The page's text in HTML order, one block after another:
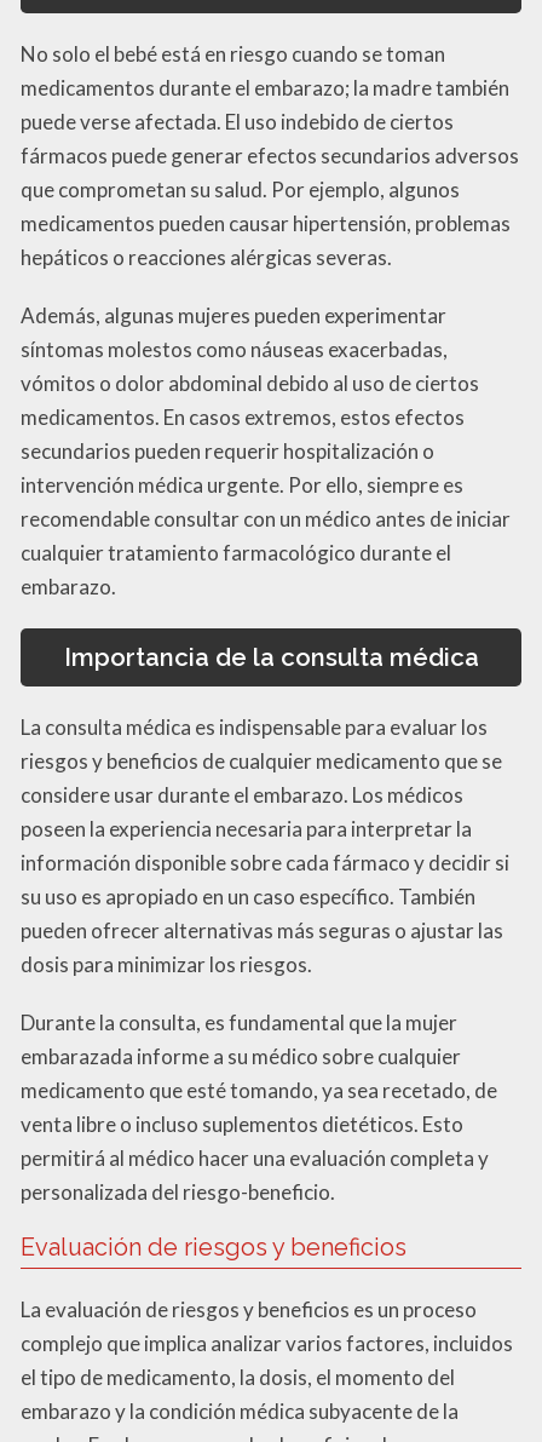
No solo el bebé está en riesgo cuando se toman
medicamentos durante el embarazo; la madre también
puede verse afectada. El uso indebido de ciertos
fármacos puede generar efectos secundarios adversos
que comprometan su salud. Por ejemplo, algunos
medicamentos pueden causar hipertensión, problemas
hepáticos o reacciones alérgicas severas.
Además, algunas mujeres pueden experimentar
síntomas molestos como náuseas exacerbadas,
vómitos o dolor abdominal debido al uso de ciertos
medicamentos. En casos extremos, estos efectos
secundarios pueden requerir hospitalización o
intervención médica urgente. Por ello, siempre es
recomendable consultar con un médico antes de iniciar
cualquier tratamiento farmacológico durante el
embarazo.
Importancia de la consulta médica
La consulta médica es indispensable para evaluar los
riesgos y beneficios de cualquier medicamento que se
considere usar durante el embarazo. Los médicos
poseen la experiencia necesaria para interpretar la
información disponible sobre cada fármaco y decidir si
su uso es apropiado en un caso específico. También
pueden ofrecer alternativas más seguras o ajustar las
dosis para minimizar los riesgos.
Durante la consulta, es fundamental que la mujer
embarazada informe a su médico sobre cualquier
medicamento que esté tomando, ya sea recetado, de
venta libre o incluso suplementos dietéticos. Esto
permitirá al médico hacer una evaluación completa y
personalizada del riesgo-beneficio.
Evaluación de riesgos y beneficios
La evaluación de riesgos y beneficios es un proceso
complejo que implica analizar varios factores, incluidos
el tipo de medicamento, la dosis, el momento del
embarazo y la condición médica subyacente de la